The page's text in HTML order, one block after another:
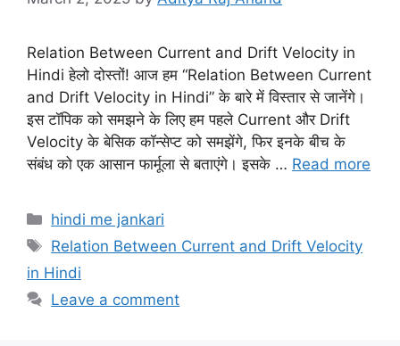
Relation Between Current and Drift Velocity in
Hindi हेलो दोस्तों! आज हम “Relation Between Current
and Drift Velocity in Hindi” के बारे में विस्तार से जानेंगे।
इस टॉपिक को समझने के लिए हम पहले Current और Drift
Velocity के बेसिक कॉन्सेप्ट को समझेंगे, फिर इनके बीच के
संबंध को एक आसान फार्मूला से बताएंगे। इसके … Read more
Categories
hindi me jankari
Tags
Relation Between Current and Drift Velocity
in Hindi
Leave a comment